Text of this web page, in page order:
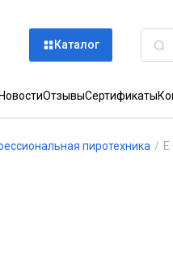
Каталог
НовостиОтзывыСертификаты
пиротехника /